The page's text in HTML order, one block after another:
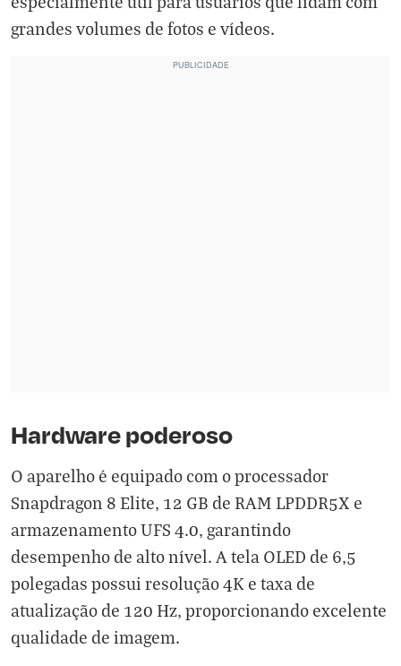
grandes volumes de fotos e vídeos.
Hardware poderoso
O aparelho é equipado com o processador
Snapdragon 8 Elite, 12 GB de RAM LPDDR5X e
armazenamento UFS 4.0, garantindo
desempenho de alto nível. A tela OLED de 6,5
polegadas possui resolução 4K e taxa de
atualização de 120 Hz, proporcionando excelente
qualidade de imagem.